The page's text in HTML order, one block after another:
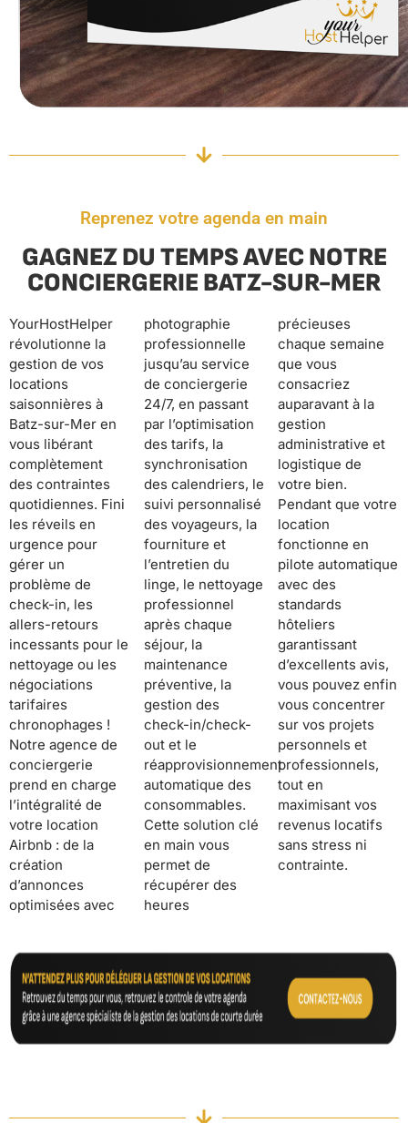
Reprenez votre agenda en main
GAGNEZ DU TEMPS AVEC NOTRE
CONCIERGERIE BATZ-SUR-MER
YourHostHelper
révolutionne la
gestion de vos
locations
saisonnières à
Batz-sur-Mer en
vous libérant
complètement
des contraintes
quotidiennes. Fini
les réveils en
urgence pour
gérer un
problème de
check-in, les
allers-retours
incessants pour le
nettoyage ou les
négociations
tarifaires
chronophages !
Notre agence de
conciergerie
prend en charge
l’intégralité de
votre location
Airbnb : de la
création
d’annonces
optimisées avec
photographie
professionnelle
jusqu’au service
de conciergerie
24/7, en passant
par l’optimisation
des tarifs, la
synchronisation
des calendriers, le
suivi personnalisé
des voyageurs, la
fourniture et
l’entretien du
linge, le nettoyage
professionnel
après chaque
séjour, la
maintenance
préventive, la
gestion des
check-in/check-
out et le
réapprovisionnement
automatique des
consommables.
Cette solution clé
en main vous
permet de
récupérer des
heures
précieuses
chaque semaine
que vous
consacriez
auparavant à la
gestion
administrative et
logistique de
votre bien.
Pendant que votre
location
fonctionne en
pilote automatique
avec des
standards
hôteliers
garantissant
d’excellents avis,
vous pouvez enfin
vous concentrer
sur vos projets
personnels et
professionnels,
tout en
maximisant vos
revenus locatifs
sans stress ni
contrainte.